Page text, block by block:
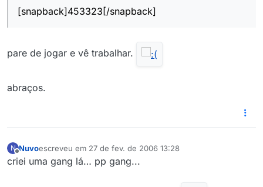
[snapback]453323[/snapback]
pare de jogar e vê trabalhar.
abraços.
N
Offline
Nuvoescreveu em 27 de fev. de 2006 13:28
última edição por
criei uma gang lá… pp gang...